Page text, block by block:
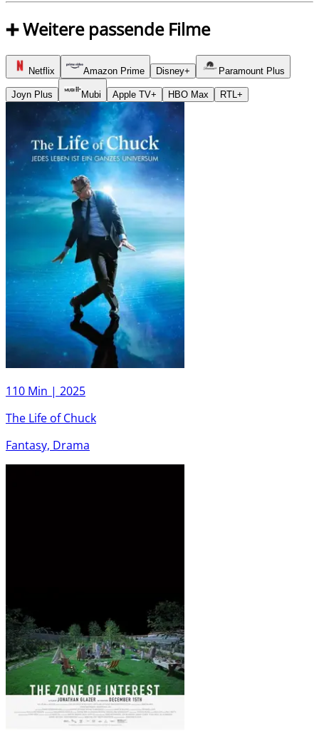
➕ Weitere passende Filme
Netflix Amazon Prime Disney+ Paramount Plus
Joyn Plus Mubi Apple TV+ HBO Max RTL+
110 Min | 2025
The Life of Chuck
Fantasy, Drama